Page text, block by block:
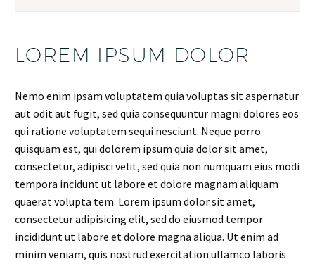
LOREM IPSUM DOLOR
Nemo enim ipsam voluptatem quia voluptas sit aspernatur
aut odit aut fugit, sed quia consequuntur magni dolores eos
qui ratione voluptatem sequi nesciunt. Neque porro
quisquam est, qui dolorem ipsum quia dolor sit amet,
consectetur, adipisci velit, sed quia non numquam eius modi
tempora incidunt ut labore et dolore magnam aliquam
quaerat volupta tem. Lorem ipsum dolor sit amet,
consectetur adipisicing elit, sed do eiusmod tempor
incididunt ut labore et dolore magna aliqua. Ut enim ad
minim veniam, quis nostrud exercitation ullamco laboris